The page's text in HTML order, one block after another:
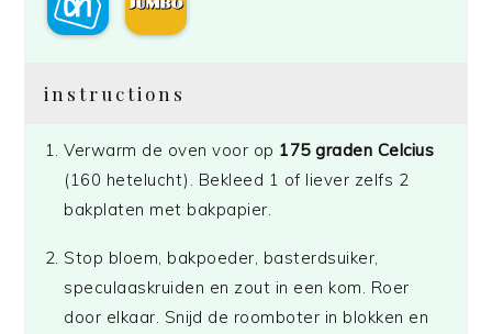
instructions
Verwarm de oven voor op 175 graden Celcius
(160 hetelucht). Bekleed 1 of liever zelfs 2
bakplaten met bakpapier.
Stop bloem, bakpoeder, basterdsuiker,
speculaaskruiden en zout in een kom. Roer
door elkaar. Snijd de roomboter in blokken en